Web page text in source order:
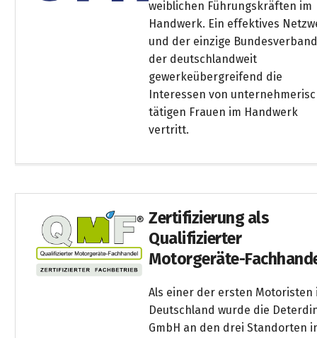
weiblichen Führungskräften im
Handwerk. Ein effektives
und der einzige
der deutschlandweit
gewerkeübergreifend die
Interessen von
tätigen Frauen im Handwerk
vertritt.
Zertifizierung als
Qualifizierter
Motorgeräte-
Als einer der ersten Motoristen
Deutschland wurde die
GmbH an den drei Standorten